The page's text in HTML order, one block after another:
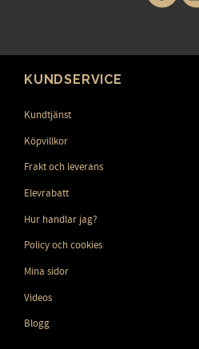
KUNDSERVICE
Kundtjänst
Köpvillkor
Frakt och leverans
Elevrabatt
Hur handlar jag?
Policy och cookies
Mina sidor
Videos
Blogg